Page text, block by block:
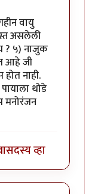
वायु
असलेली
? ५) नाजुक
आहे जी
नाही.
थोडे
मनोरंजन
सदस्य व्हा